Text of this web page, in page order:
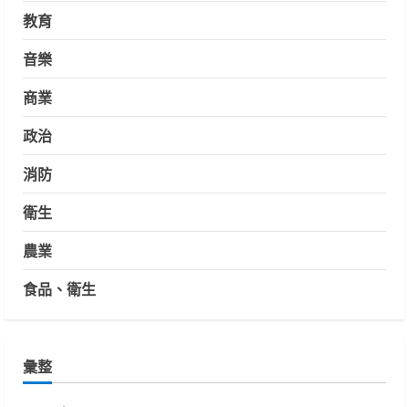
教育
音樂
商業
政治
消防
衛生
農業
食品、衛生
彙整